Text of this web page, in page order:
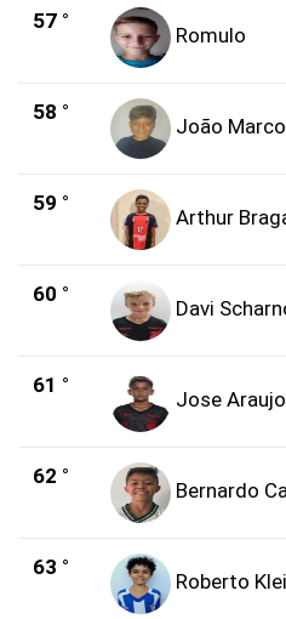
57 °
Romulo
58 °
João
59 °
Arthur
60 °
Davi
61 °
Jose Araujo
62 °
Bernardo
63 °
Roberto